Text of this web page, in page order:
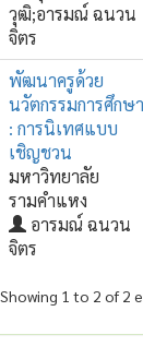
วุฒิ;อารมณ์ ฉนวน
จิตร
พัฒนาครูด้วย
นวัตกรรมการศึกษา
: การนิเทศแบบ
เชิญชวน
มหาวิทยาลัย
รามคำแหง
อารมณ์ ฉนวน
จิตร
Showing 1 to 2 of 2